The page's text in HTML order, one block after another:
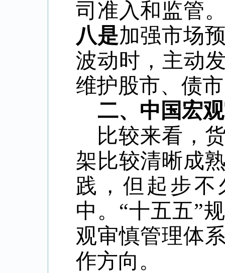
司准入和监管
八是加强市场
波动时，主动
维护股市、债
二、中国宏
比较来看，
架比较清晰成
践，但起步
中。 “十五五”
观审慎管理体
作方向。